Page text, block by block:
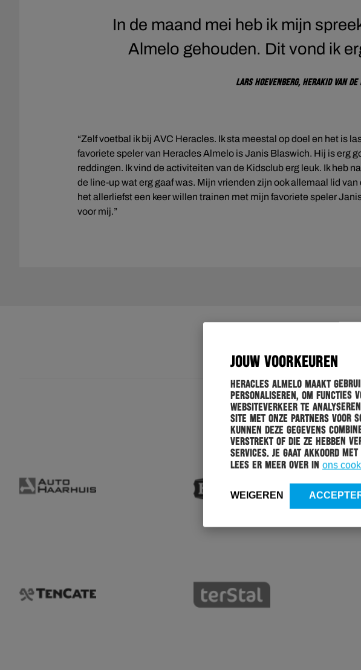
JOUW VOORKEUREN
Heracles Almelo maakt
personaliseren, om functies
websiteverkeer te
site met onze partners voor
kunnen deze gegevens
verstrekt of die ze hebben
services. Je gaat akkoord
Lees er meer over in ons
WEIGEREN
In de maand mei heb ik mijn
Almelo gehouden. Dit vond ik
Lars Hoevenberg, Herakid van de
“Zelf voetbal ik bij AVC Heracles. Ik sta meestal op doel en het is
favoriete speler van Heracles Almelo is Janis Blaswich. Hij is erg
reddingen. Ik vind de activiteiten van de Kidsclub erg leuk. Ik heb
de line-up wat erg gaaf was. Mijn vrienden zijn ook allemaal lid
het allerliefst een keer willen trainen met mijn favoriete speler
voor mij.”